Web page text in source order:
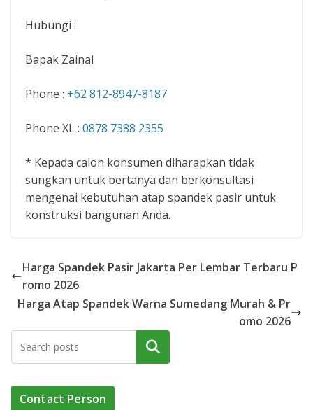
Hubungi :
Bapak Zainal
Phone : +62 812-8947-8187
Phone XL : 0878 7388 2355
* Kepada calon konsumen diharapkan tidak
sungkan untuk bertanya dan berkonsultasi
mengenai kebutuhan atap spandek pasir untuk
konstruksi bangunan Anda.
Harga Spandek Pasir Jakarta Per Lembar Terbaru P
romo 2026
Harga Atap Spandek Warna Sumedang Murah & Pr
omo 2026
Cari
Contact Person